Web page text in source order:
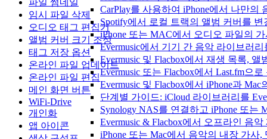
CarPlay를 사용하여 iPhone에서 나만의
Spotify에서 로컬 트랙의 앨범 커버를
iPhone 또는 MAC에서 오디오 파일의
Evermusic에서 기기 간 음악 라이브러
Evermusic 및 Flacbox에서 재생 목록,
Evermusic 또는 Flacbox에서 Last.fm으
Evermusic 및 Flacbox에서 iPhone과
단계별 가이드: iCloud 라이브러리를
Synology NAS를 연결하고 iPhone 또는
Evermusic & Flacbox에서 오프라인 음
iPhone 또는 Mac에서 음악의 내장 가사
파일 썸네일
임시 파일 삭제
오디오 태그 편집기
앨범 커버 크기 조정
태그 저장 옵션
온라인 파일 업데이트
온라인 파일 편집
메인 화면 버튼
WiFi-Drive
개인화
앱 아이콘